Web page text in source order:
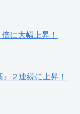
に大幅上昇！
２連続に上昇！